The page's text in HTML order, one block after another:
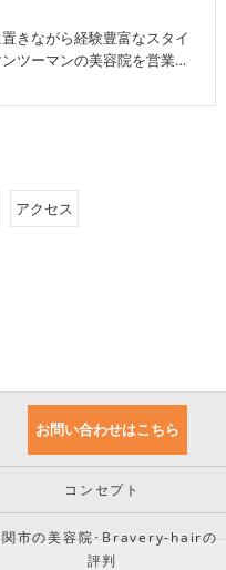
きながら経験豊富なスタイ
ツーマンの美容院を営業…
アクセス
お問い合わせはこちら
コンセプト
関市の美容院･Bravery-hairの
評判